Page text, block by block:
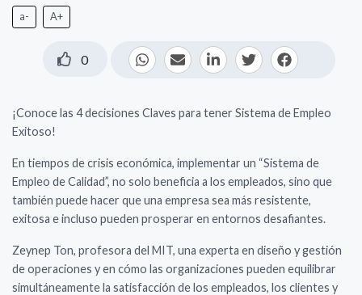
a- A+
0
¡Conoce las 4 decisiones Claves para tener Sistema de Empleo
Exitoso!
En tiempos de crisis económica, implementar un “Sistema de
Empleo de Calidad”, no solo beneficia a los empleados, sino que
también puede hacer que una empresa sea más resistente,
exitosa e incluso pueden prosperar en entornos desafiantes.
Zeynep Ton, profesora del MIT, una experta en diseño y gestión
de operaciones y en cómo las organizaciones pueden equilibrar
simultáneamente la satisfacción de los empleados, los clientes y